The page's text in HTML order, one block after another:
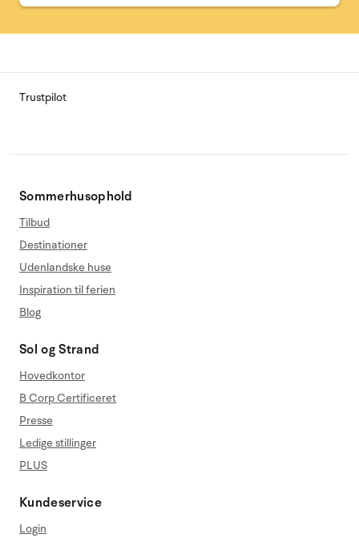
Trustpilot
Sommerhusophold
Tilbud
Destinationer
Udenlandske huse
Inspiration til ferien
Blog
Sol og Strand
Hovedkontor
B Corp Certificeret
Presse
Ledige stillinger
PLUS
Kundeservice
Login